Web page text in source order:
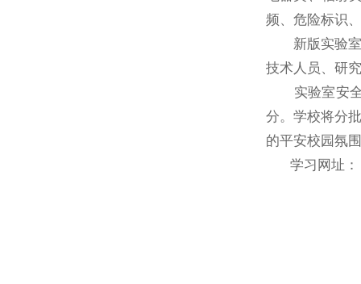
频、危险标识
新版实验室
技术人员、研
实验室安全
分。学校将分
的平安校园氛
学习网址